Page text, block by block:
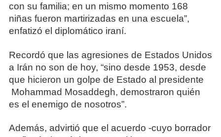
con su familia; en un mismo momento 168
niñas fueron martirizadas en una escuela”,
enfatizó el diplomático iraní.
Recordó que las agresiones de Estados Unidos
a Irán no son de hoy, “sino desde 1953, desde
que hicieron un golpe de Estado al presidente
Mohammad Mosaddegh, demostraron quién
es el enemigo de nosotros”.
Además, advirtió que el acuerdo -cuyo borrador